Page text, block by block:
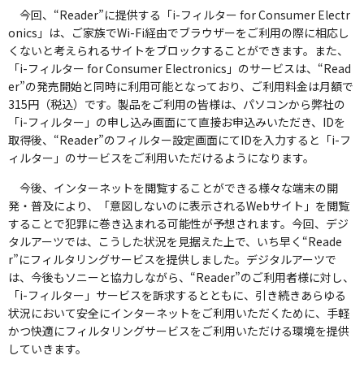
今回、“Reader”に提供する「i-フィルター for Consumer Electr
onics」は、ご家族でWi-Fi経由でブラウザーをご利用の際に相応し
くないと考えられるサイトをブロックすることができます。また、
「i-フィルター for Consumer Electronics」のサービスは、“Read
er”の発売開始と同時に利用可能となっており、ご利用料金は月額で
315円（税込）です。製品をご利用の皆様は、パソコンから弊社の
「i-フィルター」の申し込み画面にて直接お申込みいただき、IDを
取得後、“Reader”のフィルター設定画面にてIDを入力すると「i-フ
ィルター」のサービスをご利用いただけるようになります。
今後、インターネットを閲覧することができる様々な端末の開
発・普及により、「意図しないのに表示されるWebサイト」を閲覧
することで犯罪に巻き込まれる可能性が予想されます。今回、デジ
タルアーツでは、こうした状況を見据えた上で、いち早く“Reade
r”にフィルタリングサービスを提供しました。デジタルアーツで
は、今後もソニーと協力しながら、“Reader”のご利用者様に対し、
「i-フィルター」サービスを訴求するとともに、引き続きあらゆる
状況において安全にインターネットをご利用いただくために、手軽
かつ快適にフィルタリングサービスをご利用いただける環境を提供
していきます。